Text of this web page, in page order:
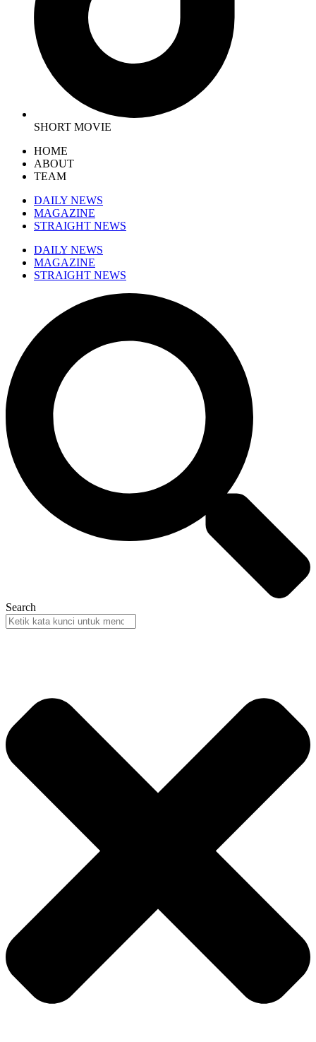
SHORT MOVIE
HOME
ABOUT
TEAM
DAILY NEWS
MAGAZINE
STRAIGHT NEWS
DAILY NEWS
MAGAZINE
STRAIGHT NEWS
Search